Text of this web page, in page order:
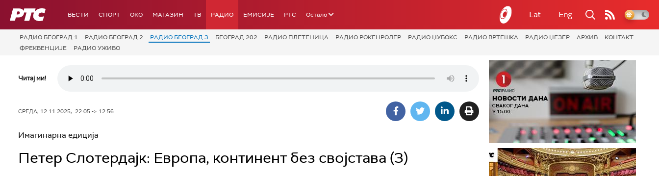
РТС ВЕСТИ СПОРТ OKO МАГАЗИН ТВ РАДИО ЕМИСИЈЕ РТС Остало Lat Eng
РАДИО БЕОГРАД 1 РАДИО БЕОГРАД 2 РАДИО БЕОГРАД 3 БЕОГРАД 202 РАДИО ПЛЕТЕНИЦА РАДИО РОКЕНРОЛЕР РАДИО ЏУБОКС РАДИО ВРТЕШКА РАДИО ЏЕЗЕР АРХИВ
КОНТАКТ
ФРЕКВЕНЦИЈЕ
РАДИО УЖИВО
Читај ми!
СРЕДА, 12.11.2025, 22:05 -> 12:56
Имагинарна едиција
Петер Слотердајк: Европа, континент без својстава (3)